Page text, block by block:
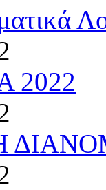
2022